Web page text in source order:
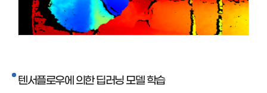
텐서플로우에 의한 딥러닝 모델 학습